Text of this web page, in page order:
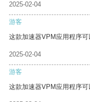
2025-02-04
游客
这款加速器VPM应用程序可
2025-02-04
游客
这款加速器VPM应用程序可